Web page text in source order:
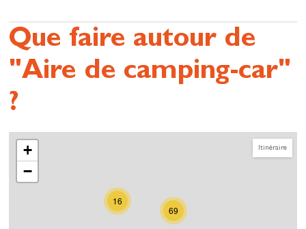
Que faire autour de
"Aire de camping-car"
?
Itinéraire
16
69
+
−